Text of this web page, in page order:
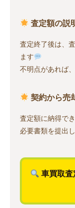
査定額の説
査定終了後は、
ます
不明点があれば
契約から売
査定額に納得で
必要書類を提出
車買取査